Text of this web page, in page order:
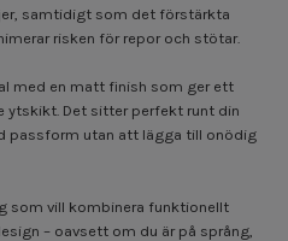
samtidigt som det förstärkta
risken för repor och stötar.
med en matt finish som ger ett
ytskikt. Det sitter perfekt runt din
passform utan att lägga till onödig
som vill kombinera funktionellt
– oavsett om du är på språng,